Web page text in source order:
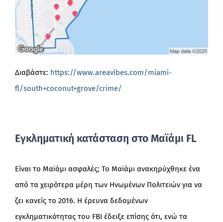
Διαβάστε: https://www.areavibes.com/miami-
fl/south+coconut+grove/crime/
Εγκληματική κατάσταση στο Μαϊάμι FL
Είναι το Μαϊάμι ασφαλές; Το Μαϊάμι ανακηρύχθηκε ένα
από τα χειρότερα μέρη των Ηνωμένων Πολιτειών για να
ζει κανείς το 2016. Η έρευνα δεδομένων
εγκληματικότητας του FBI έδειξε επίσης ότι, ενώ τα